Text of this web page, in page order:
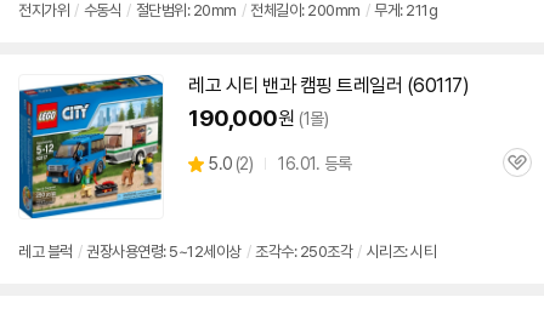
전지가위 / 수동식 / 절단범위: 20mm / 전체길이: 200mm / 무게: 211g
레고 시티 밴과 캠핑 트레일러 (60117)
190,000원 (1몰)
별
5.0 (상
뷰
2) 16.01. 등록
관
레고 블럭 / 권장사용연령: 5~12세이상 / 조각수: 250조각 / 시리즈: 시티